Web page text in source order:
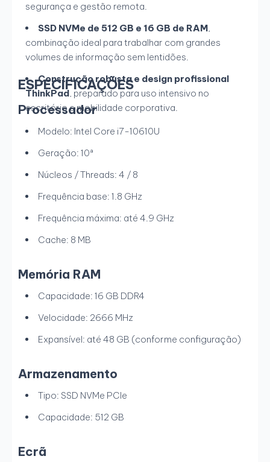
segurança e gestão remota.
SSD NVMe de 512 GB e 16 GB de RAM,
combinação ideal para trabalhar com grandes
volumes de informação sem lentidões.
Construção robusta e design profissional
ThinkPad, preparado para uso intensivo no
escritório e mobilidade corporativa.
ESPECIFICAÇÕES
Processador
Modelo: Intel Core i7-10610U
Geração: 10ª
Núcleos / Threads: 4 / 8
Frequência base: 1.8 GHz
Frequência máxima: até 4.9 GHz
Cache: 8 MB
Memória RAM
Capacidade: 16 GB DDR4
Velocidade: 2666 MHz
Expansível: até 48 GB (conforme configuração)
Armazenamento
Tipo: SSD NVMe PCIe
Capacidade: 512 GB
Ecrã